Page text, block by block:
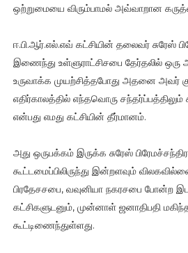
ஒற்றுமையை விரும்பாமல் அவ்வாறான
ஈ.பி.ஆர்.எல்.எவ் கட்சியின் தலைவர் சுரேஸ்
இணைந்து உள்ளுராட்சிசபை தேர்தலில் ஒரு
உருவாக்க முயற்சித்தபோது அதனை அவர்
எதிர்காலத்தில் எந்தவொரு
என்பது எமது கட்சியின் தீர்மானம்.
அது ஒருபக்கம் இருக்க சுரேஸ்
கூட்டமைப்பிலிருந்து இன்றளவும்
பிரதேசசபை, வவுனியா நகரசபை போன்ற
கட்சிகளுடனும், முன்னாள் ஜனாதிபதி
கூட்டிணைந்துள்ளது.